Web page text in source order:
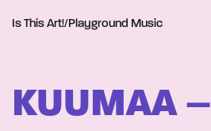
Is This Art!/Playground Music
KUUMAA –